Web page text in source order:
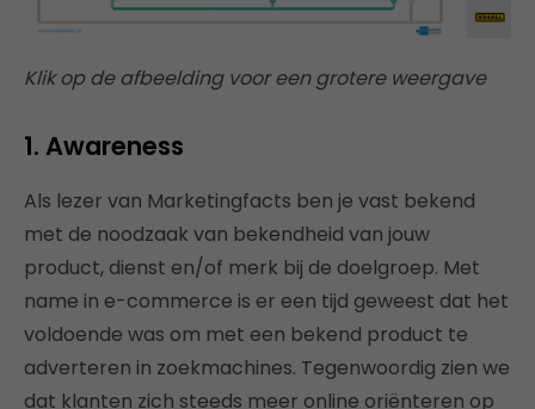
Klik op de afbeelding voor een grotere weergave
1. Awareness
Als lezer van Marketingfacts ben je vast bekend
met de noodzaak van bekendheid van jouw
product, dienst en/of merk bij de doelgroep. Met
name in e-commerce is er een tijd geweest dat het
voldoende was om met een bekend product te
adverteren in zoekmachines. Tegenwoordig zien we
dat klanten zich steeds meer online oriënteren op